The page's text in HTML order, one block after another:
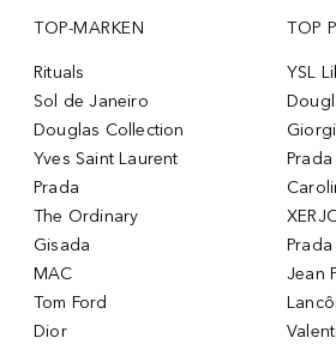
TOP-MARKEN
Rituals
Sol de Janeiro
Douglas Collection
Yves Saint Laurent
Prada
The Ordinary
Gisada
MAC
Tom Ford
Dior
TOP
YSL
Jean